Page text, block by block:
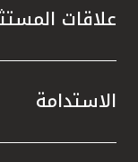
علاقات
الاستدامة